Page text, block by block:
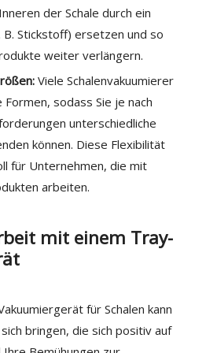
der Schale durch ein
B. Stickstoff) ersetzen und so
weiter verlängern.
Viele Schalenvakuumierer
sodass Sie je nach
unterschiedliche
können. Diese Flexibilität
für Unternehmen, die mit
arbeiten.
mit einem Tray-
für Schalen kann
bringen, die sich positiv auf